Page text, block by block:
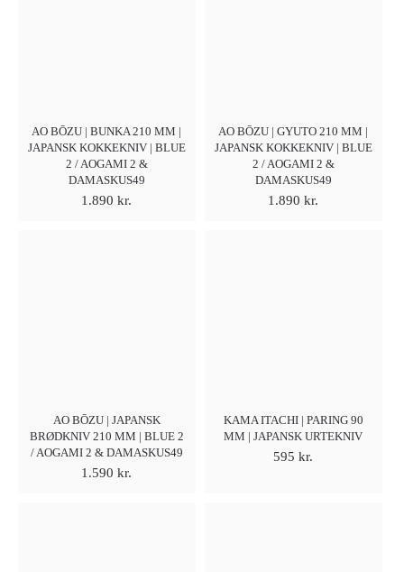
AO BŌZU | BUNKA 210 MM |
JAPANSK KOKKEKNIV | BLUE
2 / AOGAMI 2 &
DAMASKUS49
1.890kr.
AO BŌZU | GYUTO 210 MM |
JAPANSK KOKKEKNIV | BLUE
2 / AOGAMI 2 &
DAMASKUS49
1.890kr.
AO BŌZU | JAPANSK
BRØDKNIV 210 MM | BLUE 2
/ AOGAMI 2 & DAMASKUS49
1.590kr.
KAMA ITACHI | PARING 90
MM | JAPANSK URTEKNIV
595kr.